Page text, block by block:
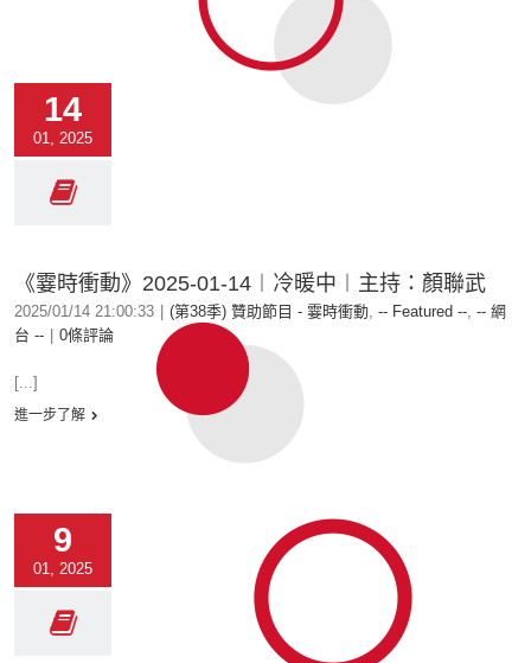
14
01, 2025
《霎時衝動》2025-01-14︱冷暖中︱主持：顏聯武
2025/01/14 21:00:33 (第38季) 贊助節目 - 霎時衝動, -- Featured --, -- 網
台 --
0條評論
[...]
進一步了解
9
01, 2025